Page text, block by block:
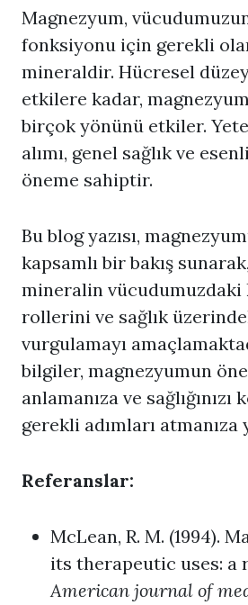
Magnezyum,
fonksiyonu için gerekli
mineraldir. Hücresel
etkilere kadar, magnezyum
birçok yönünü etkiler.
alımı, genel sağlık ve
öneme sahiptir.
Bu blog yazısı,
kapsamlı bir bakış
mineralin vücudumuzdaki
rollerini ve sağlık
vurgulamayı
bilgiler, magnezyumun
anlamanıza ve
gerekli adımları atmanıza
Referanslar:
McLean, R. M. (1994).
its therapeutic uses: a
American journal of